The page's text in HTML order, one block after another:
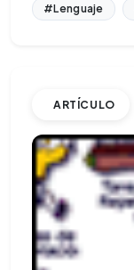
#Lenguaje
ARTÍCULO